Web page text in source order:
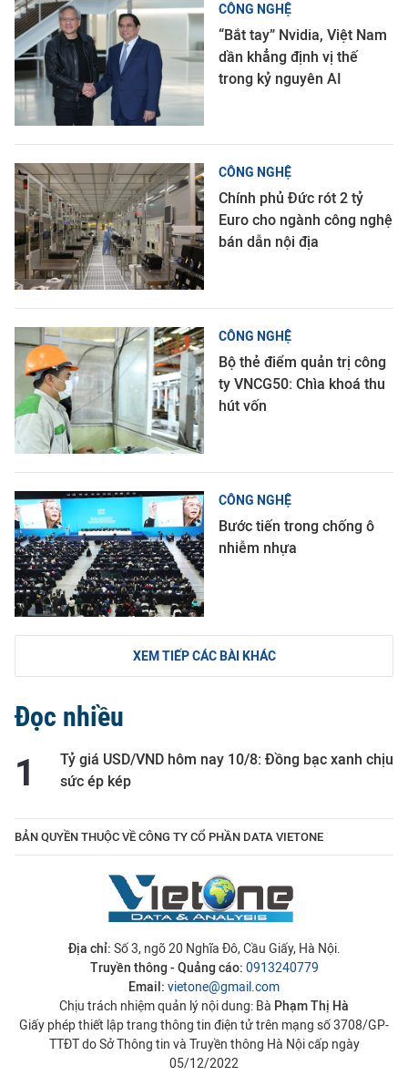
CÔNG NGHỆ
“Bắt tay” Nvidia, Việt Nam
dần khẳng định vị thế
trong kỷ nguyên AI
CÔNG NGHỆ
Chính phủ Đức rót 2 tỷ
Euro cho ngành công nghệ
bán dẫn nội địa
CÔNG NGHỆ
Bộ thẻ điểm quản trị công
ty VNCG50: Chìa khoá thu
hút vốn
CÔNG NGHỆ
Bước tiến trong chống ô
nhiễm nhựa
XEM TIẾP CÁC BÀI KHÁC
Đọc nhiều
Tỷ giá USD/VND hôm nay 10/8: Đồng bạc xanh chịu
sức ép kép
BẢN QUYỀN THUỘC VỀ CÔNG TY CỔ PHẦN DATA VIETONE
Địa chỉ: Số 3, ngõ 20 Nghĩa Đô, Cầu Giấy, Hà Nội.
Truyền thông - Quảng cáo: 0913240779
Email: vietone@gmail.com
Chịu trách nhiệm quản lý nội dung: Bà Phạm Thị Hà
Giấy phép thiết lập trang thông tin điện tử trên mạng số 3708/GP-
TTĐT do Sở Thông tin và Truyền thông Hà Nội cấp ngày
05/12/2022